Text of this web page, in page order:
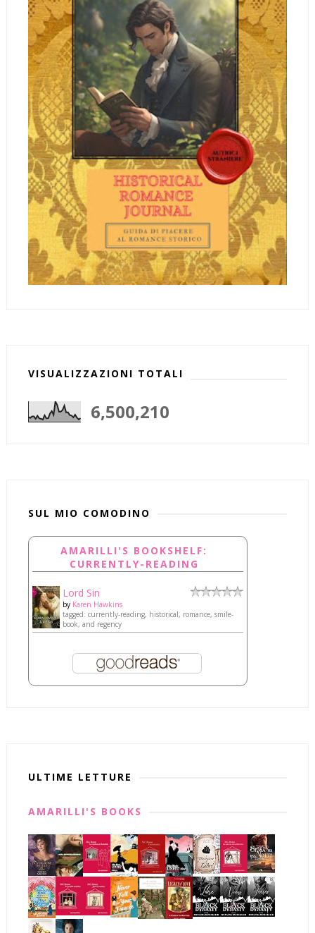
VISUALIZZAZIONI TOTALI
6,500,210
SUL MIO COMODINO
AMARILLI'S BOOKSHELF:
CURRENTLY-READING
Lord Sin
by Karen Hawkins
tagged: currently-reading, historical, romance, smile-
book, and regency
ULTIME LETTURE
AMARILLI'S BOOKS